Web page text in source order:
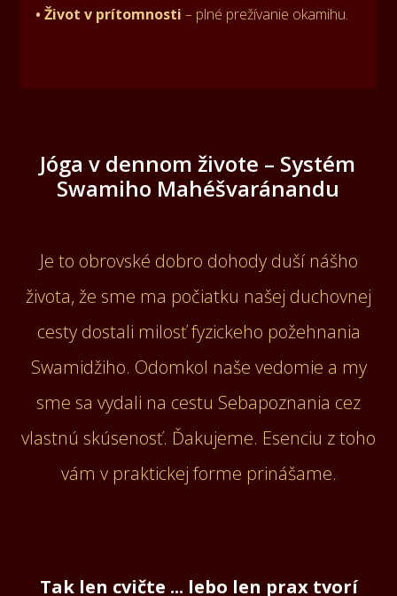
• Život v prítomnosti – plné prežívanie okamihu.
Jóga v dennom živote – Systém
Swamiho Mahéšvaránandu
Je to obrovské dobro dohody duší nášho
života, že sme ma počiatku našej duchovnej
cesty dostali milosť fyzickeho požehnania
Swamidžiho. Odomkol naše vedomie a my
sme sa vydali na cestu Sebapoznania cez
vlastnú skúsenosť. Ďakujeme. Esenciu z toho
vám v praktickej forme prinášame.
Tak len cvičte ... lebo len prax tvorí